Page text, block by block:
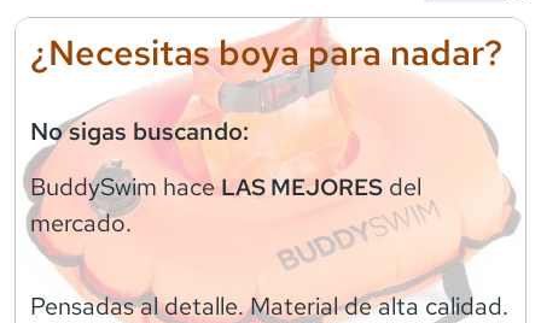
¿Necesitas boya para nadar?
No sigas buscando:
BuddySwim haceLAS MEJORES del
mercado.
Pensadas al detalle. Material de alta calidad.